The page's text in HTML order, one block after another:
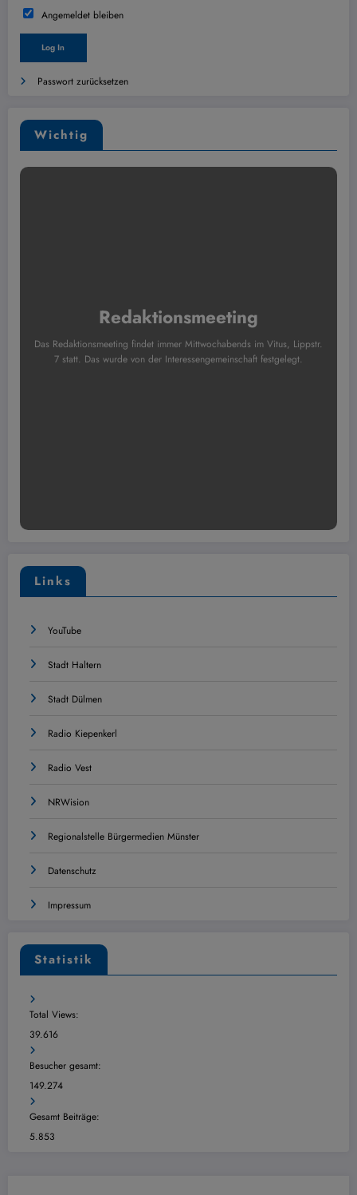
Angemeldet bleiben
Passwort zurücksetzen
Wichtig
Redaktionsmeeting
Das Redaktionsmeeting findet immer Mittwochabends im Vitus, Lippstr.
7 statt. Das wurde von der Interessengemeinschaft festgelegt.
Links
YouTube
Stadt Haltern
Stadt Dülmen
Radio Kiepenkerl
Radio Vest
NRWision
Regionalstelle Bürgermedien Münster
Datenschutz
Impressum
Statistik
Total Views:
39.616
Besucher gesamt:
149.274
Gesamt Beiträge:
5.853